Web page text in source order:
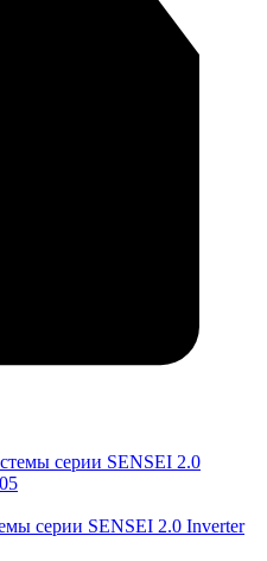
серии SENSEI 2.0 Inverter